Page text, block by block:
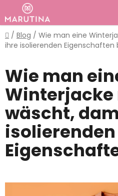
Inhalt
springen
Startseite
/ Blog / Wie man eine
ihre isolierenden Eigenschaften
Wie man
wäscht,
isolierenden